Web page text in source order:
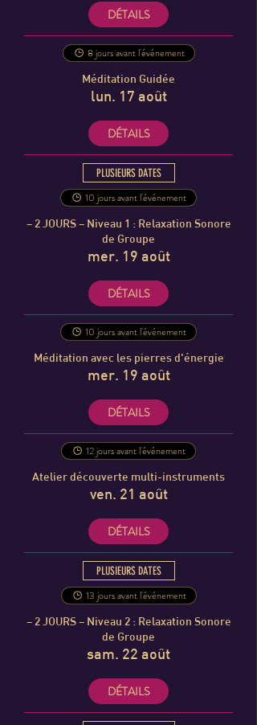
DÉTAILS
8 jours avant l'événement
Méditation Guidée
lun. 17 août
DÉTAILS
PLUSIEURS DATES
10 jours avant l'événement
– 2 JOURS – Niveau 1 : Relaxation Sonore
de Groupe
mer. 19 août
DÉTAILS
10 jours avant l'événement
Méditation avec les pierres d'énergie
mer. 19 août
DÉTAILS
12 jours avant l'événement
Atelier découverte multi-instruments
ven. 21 août
DÉTAILS
PLUSIEURS DATES
13 jours avant l'événement
– 2 JOURS – Niveau 2 : Relaxation Sonore
de Groupe
sam. 22 août
DÉTAILS